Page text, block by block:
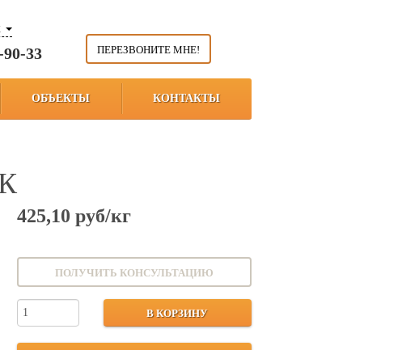
90-33 ПЕРЕЗВОНИТЕ МНЕ!
ОБЪЕКТЫ КОНТАКТЫ
425,10 руб/кг
ПОЛУЧИТЬ КОНСУЛЬТАЦИЮ
В КОРЗИНУ